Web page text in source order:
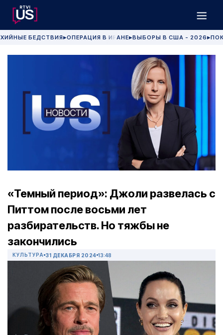
БЕДСТВИЯ▶ОПЕРАЦИЯ В ИРАНЕ▶ВЫБОРЫ В США - 2026 ▶
«Темный период»: Джоли развелась с
Питтом после восьми лет
разбирательств. Но тяжбы не
закончились
КУЛЬТУРА 31 ДЕКАБРЯ 2024 13:48